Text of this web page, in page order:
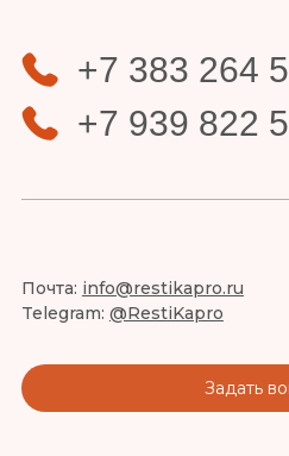
+7 383 264
+7 939 822
Почта: info@restikapro.ru
Telegram: @RestiKapro
Задать